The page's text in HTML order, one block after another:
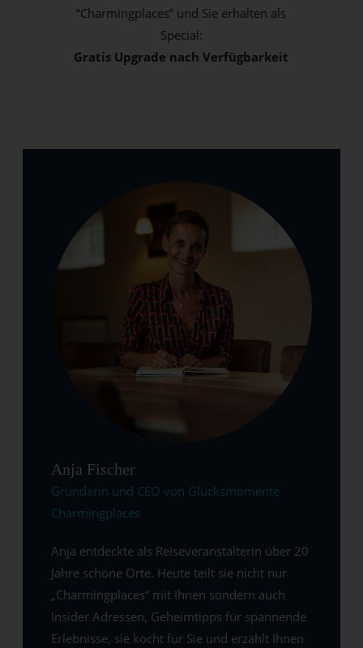
“Charmingplaces” und Sie erhalten als
Special:
Gratis Upgrade nach Verfügbarkeit
Anja Fischer
Gründerin und CEO von Glücksmomente
Charmingplaces
Anja entdeckte als Reiseveranstalterin über 20
Jahre schöne Orte. Heute teilt sie nicht nur
„Charmingplaces“ mit Ihnen sondern auch
Insider Adressen, Geheimtipps für spannende
Erlebnisse, sie kocht für Sie und erzählt Ihnen